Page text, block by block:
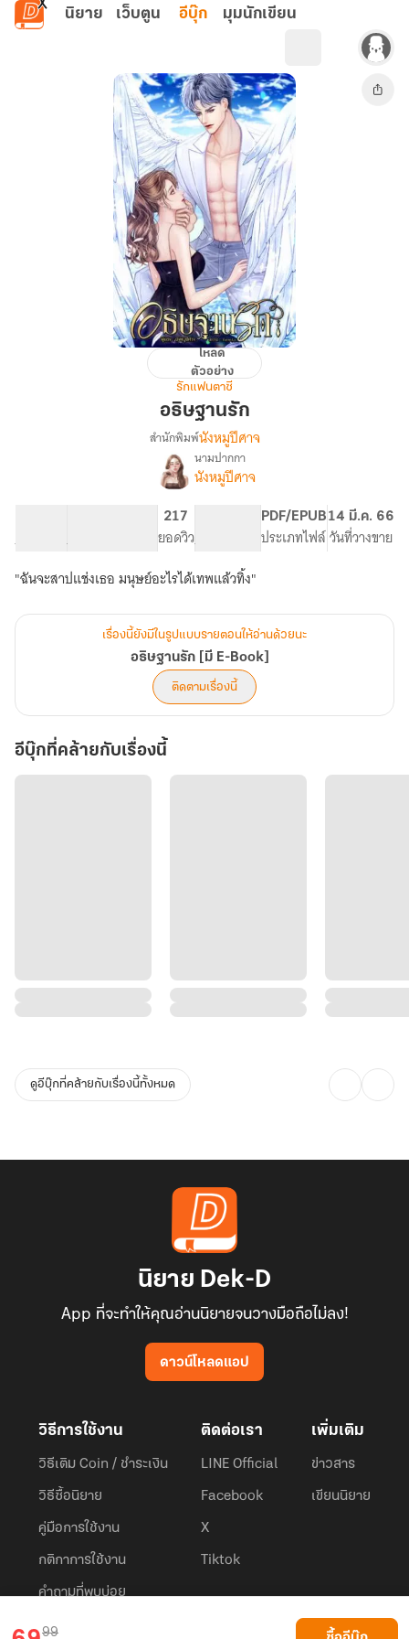
ข้ามไปยังเนื้อหาหลัก
นิยาย เว็บตูน อีบุ๊ก มุมนักเขียน
อธิษฐาน
โหลด
ตัวอย่าง
รักแฟนตาซี
อธิษฐานรัก
เรื่อง
อธิษฐาน
สำนักพิมพ์นังหมูปีศาจ
นามปากกา
นังหมูปีศาจ
จำนวนคำ จำนวนหน้า (A5)
217
ยอดวิวระดับเนื้อหา
PDF/EPUB
ประเภทไฟล์
14 มี.ค. 66
วันที่วางขาย
99
"ฉันจะสาปแช่งเธอ มนุษย์อะไรได้เทพแล้วทิ้ง"
เรื่องนี้ยังมีในรูปแบบรายตอนให้อ่านด้วยนะ
อธิษฐานรัก [มี E-Book]
ติดตามเรื่องนี้
อีบุ๊กที่คล้ายกับเรื่องนี้
ดูอีบุ๊กที่คล้ายกับเรื่องนี้ทั้งหมด
นิยาย Dek-D
App ที่จะทำให้คุณอ่านนิยายจนวางมือถือไม่ลง!
ดาวน์โหลดแอป
วิธีการใช้งาน
วิธีเติม Coin / ชำระเงิน
วิธีซื้อนิยาย
คู่มือการใช้งาน
กติกาการใช้งาน
คำถามที่พบบ่อย
ติดต่อเรา
LINE Official
Facebook
X
Tiktok
เพิ่มเติม
ข่าวสาร
เขียนนิยาย
Dek-D.com ใช้คุกกี้เพื่อพัฒนาประสบการณ์ของ ผู้ใช้ให้ดียิ่งขึ้น